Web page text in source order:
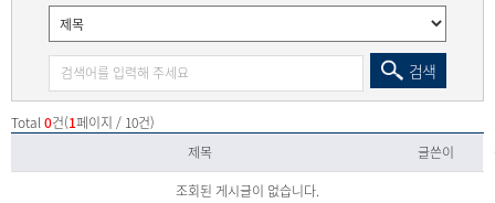
검색
Total0건(1페이지 / 10건)
제목
글쓴이
조회된 게시글이 없습니다.